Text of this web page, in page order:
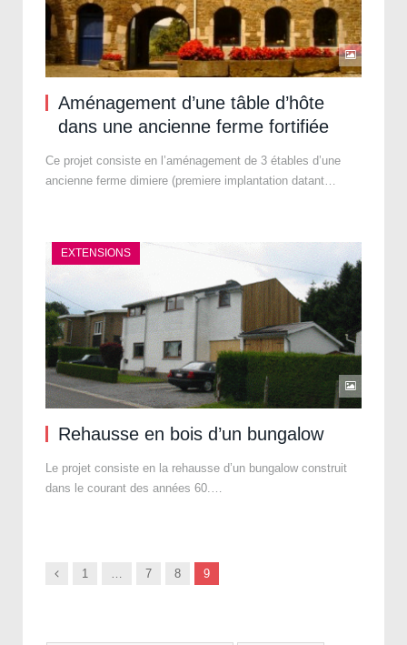
Aménagement d’une tâble d’hôte
dans une ancienne ferme fortifiée
Ce projet consiste en l’aménagement de 3 étables d’une
ancienne ferme dimiere (premiere implantation datant…
EXTENSIONS
Rehausse en bois d’un bungalow
Le projet consiste en la rehausse d’un bungalow construit
dans le courant des années 60.…
Previous
1 … 7 8 9